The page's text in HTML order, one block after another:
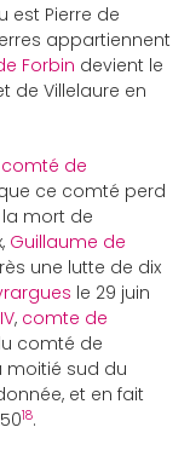
est Pierre de
appartiennent
Forbin devient le
de Villelaure en
comté de
ce comté perd
la mort de
Guillaume de
une lutte de dix
le 29 juin
, comte de
comté de
moitié sud du
et en fait
18.